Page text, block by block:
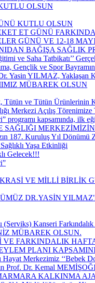
OLSUN
KUTLU OLSUN
ET GÜNÜ
GÜNÜ VE 12-18
BAĞIŞA SAĞLIK
ve Saha Tatbikatı’’
Gençlik ve Spor
Yasin YILMAZ, Yaklaşan
MÜBAREK OLSUN
Tütün ve Tütün Ürünlerinin
Merkezi Açılış
programı kapsamında, ilk
SAĞLIĞI
187. Kuruluş Yıl Dönümü
Yaşa Etkinliği
Gelecek!!!
VE MİLLİ BİRLİK
DR.YASİN
(Serviks) Kanseri Farkındalık
MÜBAREK OLSUN.
VE FARKINDALIK
PLANI
Merkezimiz ‘‘Bebek
Prof. Dr. Kemal
KALKINMA